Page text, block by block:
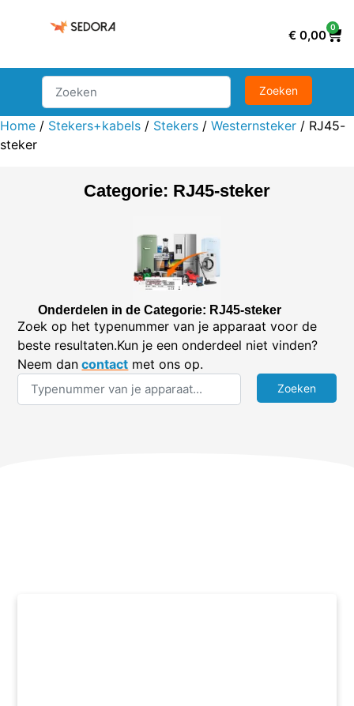
€ 0,00
0
Home / Stekers+kabels / Stekers / Westernsteker / RJ45-
steker
Categorie: RJ45-steker
Onderdelen in de Categorie: RJ45-steker
Zoek op het typenummer van je apparaat voor de
beste resultaten.Kun je een onderdeel niet vinden?
Neem dan contact met ons op.